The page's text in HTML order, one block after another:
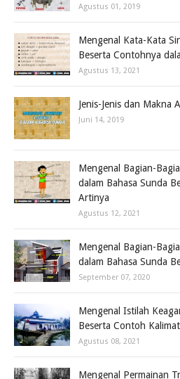
Agustus 01, 2019
Mengenal Kata-Kata
Beserta Contohnya
Agustus 13, 2021
Jenis-Jenis dan Makna
Juni 14, 2019
Mengenal Bagian-
dalam Bahasa Sunda
Artinya
Agustus 12, 2021
Mengenal Bagian-
dalam Bahasa Sunda
September 07, 2020
Mengenal Istilah
Beserta Contoh
Agustus 08, 2021
Mengenal Permainan